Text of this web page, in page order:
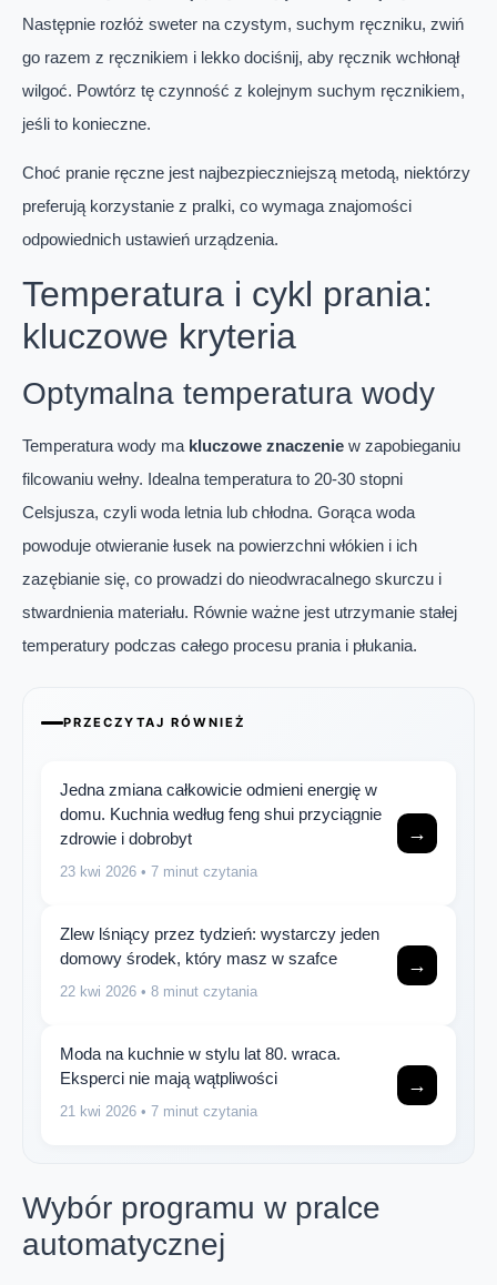
Następnie rozłóż sweter na czystym, suchym ręczniku, zwiń
go razem z ręcznikiem i lekko dociśnij, aby ręcznik wchłonął
wilgoć. Powtórz tę czynność z kolejnym suchym ręcznikiem,
jeśli to konieczne.
Choć pranie ręczne jest najbezpieczniejszą metodą, niektórzy
preferują korzystanie z pralki, co wymaga znajomości
odpowiednich ustawień urządzenia.
Temperatura i cykl prania:
kluczowe kryteria
Optymalna temperatura wody
Temperatura wody ma kluczowe znaczenie w zapobieganiu
filcowaniu wełny. Idealna temperatura to 20-30 stopni
Celsjusza, czyli woda letnia lub chłodna. Gorąca woda
powoduje otwieranie łusek na powierzchni włókien i ich
zazębianie się, co prowadzi do nieodwracalnego skurczu i
stwardnienia materiału. Równie ważne jest utrzymanie stałej
temperatury podczas całego procesu prania i płukania.
PRZECZYTAJ RÓWNIEŻ
Jedna zmiana całkowicie odmieni energię w
domu. Kuchnia według feng shui przyciągnie
zdrowie i dobrobyt
23 kwi 2026 • 7 minut czytania
→
Zlew lśniący przez tydzień: wystarczy jeden
domowy środek, który masz w szafce
22 kwi 2026 • 8 minut czytania
→
Moda na kuchnie w stylu lat 80. wraca.
Eksperci nie mają wątpliwości
21 kwi 2026 • 7 minut czytania
→
Wybór programu w pralce
automatycznej